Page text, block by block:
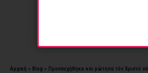
Αρχική » Blog » Προσευχήθηκα και ρώτησα τόν Χριστό νά μέ